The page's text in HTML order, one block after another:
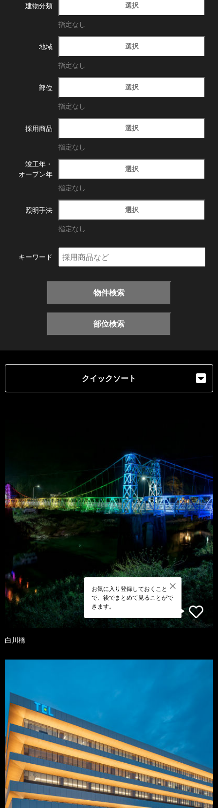
建物分類 選択
指定なし
地域 選択
指定なし
部位 選択
指定なし
採用商品 選択
指定なし
竣工年・
オープン年
選択
指定なし
照明手法 選択
指定なし
キーワード
物件検索
部位検索
クイックソート
お気に入り登録しておくこと
で、後でまとめて見ることがで
きます。
白川橋